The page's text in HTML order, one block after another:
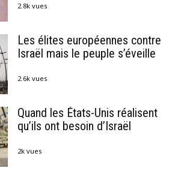
2.8k vues
Les élites européennes contre
Israël mais le peuple s’éveille
2.6k vues
Quand les États-Unis réalisent
qu’ils ont besoin d’Israël
2k vues